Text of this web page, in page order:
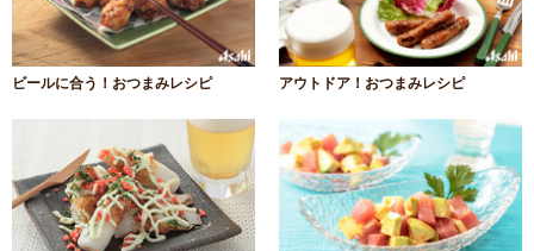
ビールに合う！おつまみレシピ アウトドア！おつまみレシピ